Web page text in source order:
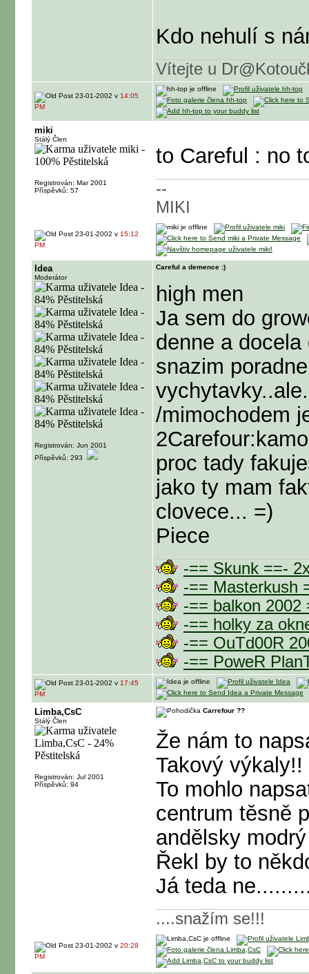
Kdo nehulí s
Vítejte u
23-01-2002 v 14:05
PM
miki
Stálý Člen
Registrován: Mar 2001
Příspěvků: 57
to Careful : no
--
MIKI
23-01-2002 v 15:12
PM
Idea
Moderátor
Registrován: Jun 2001
Příspěvků: 293
Careful a demence :)
high men
Ja sem do
denne a
snazim
/mimochodem
proc tady
jako ty mam
clovece... =)
Piece
-== Skunk ==-
-== Masterkush
-== balkon
-== holky za
-== OuTd00R
-== PoweR
23-01-2002 v 17:45
PM
Limba,CsC
Stálý Člen
Registrován: Jul 2001
Příspěvků: 94
Carrefour ??
Že nám to
Takový výkaly!!
To mohlo
centrum těsně
andělsky
Řekl by to
Já teda
....snažím se!!!
23-01-2002 v 20:28
PM